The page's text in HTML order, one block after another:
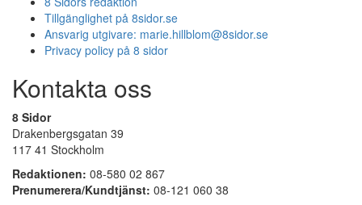
Tillgänglighet på 8sidor.se
Ansvarig utgivare: marie.hillblom@8sidor.se
Privacy policy på 8 sidor
Kontakta oss
8 Sidor
Drakenbergsgatan 39
117 41 Stockholm
Redaktionen: 08-580 02 867
Prenumerera/Kundtjänst: 08-121 060 38